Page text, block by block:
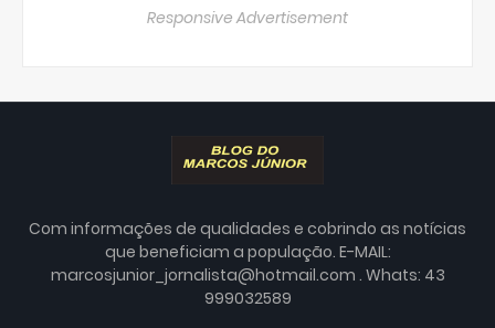
Responsive Advertisement
Com informações de qualidades e cobrindo as notícias
que beneficiam a população. E-MAIL:
marcosjunior_jornalista@hotmail.com . Whats: 43
999032589